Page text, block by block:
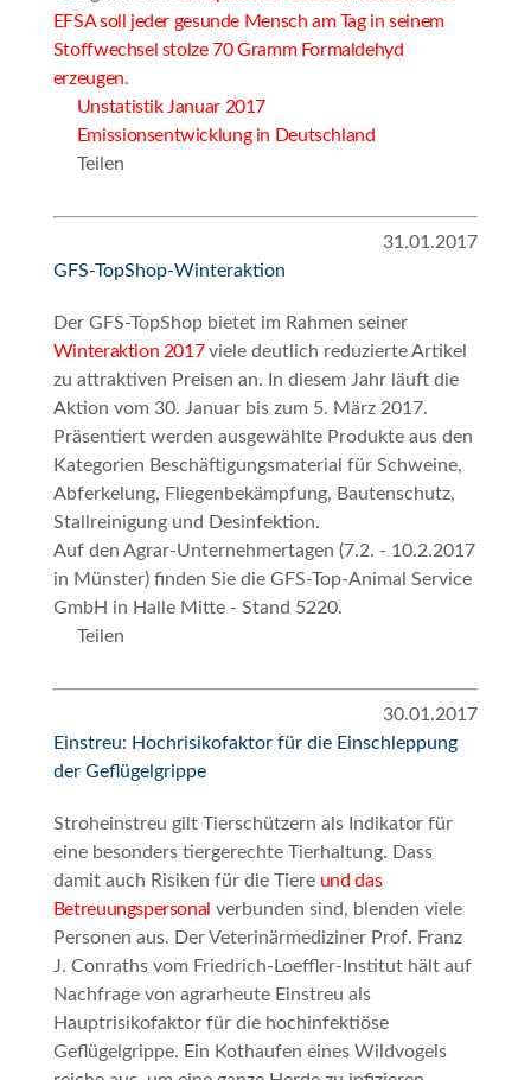
EFSA soll jeder gesunde Mensch am Tag in seinem
Stoffwechsel stolze 70 Gramm Formaldehyd
erzeugen.
Unstatistik Januar 2017
Emissionsentwicklung in Deutschland
Teilen
31.01.2017
GFS-TopShop-Winteraktion
Der GFS-TopShop bietet im Rahmen seiner
Winteraktion 2017viele deutlich reduzierte Artikel
zu attraktiven Preisen an. In diesem Jahr läuft die
Aktion vom 30. Januar bis zum 5. März 2017.
Präsentiert werden ausgewählte Produkte aus den
Kategorien Beschäftigungsmaterial für Schweine,
Abferkelung, Fliegenbekämpfung, Bautenschutz,
Stallreinigung und Desinfektion.
Auf den Agrar-Unternehmertagen (7.2. - 10.2.2017
in Münster) finden Sie die GFS-Top-Animal Service
GmbH in Halle Mitte - Stand 5220.
Teilen
30.01.2017
Einstreu: Hochrisikofaktor für die Einschleppung
der Geflügelgrippe
Stroheinstreu gilt Tierschützern als Indikator für
eine besonders tiergerechte Tierhaltung. Dass
damit auch Risiken für die Tiere und das
Betreuungspersonal verbunden sind, blenden viele
Personen aus. Der Veterinärmediziner Prof. Franz
J. Conraths vom Friedrich-Loeffler-Institut hält auf
Nachfrage von agrarheuteEinstreu als
Hauptrisikofaktor für die hochinfektiöse
Geflügelgrippe. Ein Kothaufen eines Wildvogels